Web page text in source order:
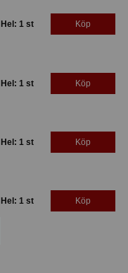
Hel: 1 st Köp
Hel: 1 st Köp
Hel: 1 st Köp
Hel: 1 st Köp